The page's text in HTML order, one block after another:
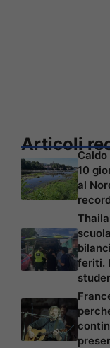
Articoli
10
al
feriti.